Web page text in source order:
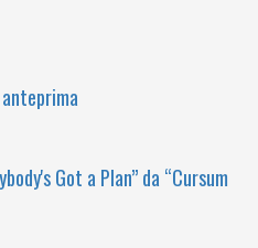
Got a Plan” da “Cursum